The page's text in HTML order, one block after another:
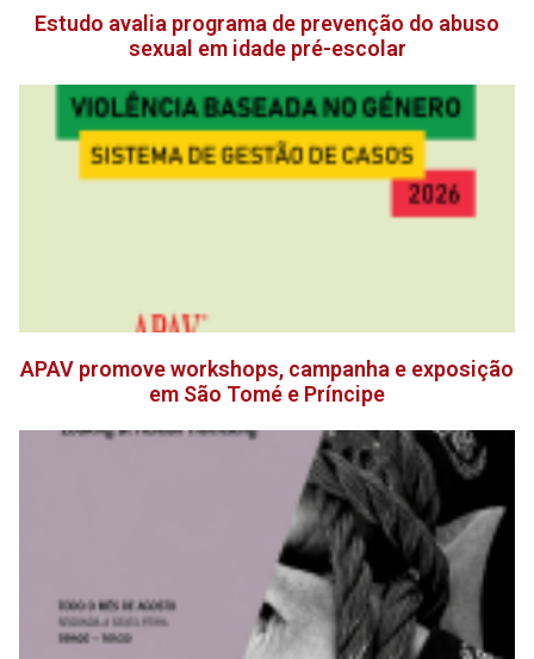
Estudo avalia programa de prevenção do abuso
sexual em idade pré-escolar
APAV promove workshops, campanha e exposição
em São Tomé e Príncipe